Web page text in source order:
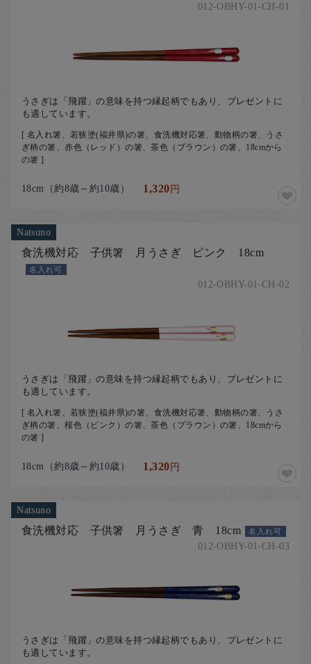
012-OBHY-01-CH-01
うさぎは「飛躍」の意味を持つ縁起柄でもあり、プレゼントに
も適しています。
[ 名入れ箸、若狭塗(福井県)の箸、食洗機対応箸、動物柄の箸、うさ
ぎ柄の箸、赤色（レッド）の箸、茶色（ブラウン）の箸、18cmから
の箸 ]
18cm（約8歳～約10歳） 1,320円
Natsuno
食洗機対応 子供箸 月うさぎ ピンク 18cm
名入れ可
012-OBHY-01-CH-02
うさぎは「飛躍」の意味を持つ縁起柄でもあり、プレゼントに
も適しています。
[ 名入れ箸、若狭塗(福井県)の箸、食洗機対応箸、動物柄の箸、うさ
ぎ柄の箸、桜色（ピンク）の箸、茶色（ブラウン）の箸、18cmから
の箸 ]
18cm（約8歳～約10歳） 1,320円
Natsuno
食洗機対応 子供箸 月うさぎ 青 18cm 名入れ可
012-OBHY-01-CH-03
うさぎは「飛躍」の意味を持つ縁起柄でもあり、プレゼントに
も適しています。